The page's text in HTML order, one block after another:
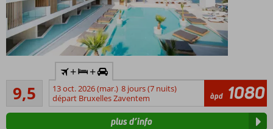
la
voiture
de
9,5
Très excellente
43
commentaires
+ +
13 oct. 2026 (mar.) 8 jours (7 nuits)
départ Bruxelles Zaventem
àpd 1080
plus d’info